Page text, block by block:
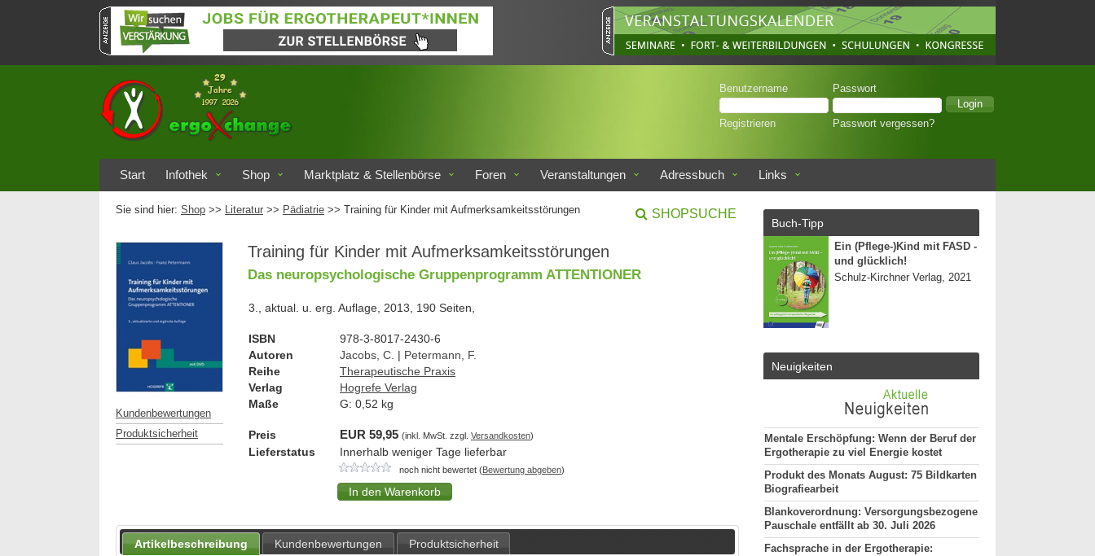
Benutzername Passwort
Registrieren Passwort vergessen?
Start Infothek Shop Marktplatz & Stellenbörse Foren Veranstaltungen Adressbuch Links
Sie sind hier: Shop >> Literatur >> Pädiatrie >> Training für Kinder mit Aufmerksamkeitsstörungen SHOPSUCHE
Kundenbewertungen
Produktsicherheit
Training für Kinder mit Aufmerksamkeitsstörungen
Das neuropsychologische Gruppenprogramm ATTENTIONER
3., aktual. u. erg. Auflage, 2013, 190 Seiten,
ISBN
978-3-8017-2430-6
Autoren
Jacobs, C. | Petermann, F.
Reihe
Therapeutische Praxis
Verlag
Hogrefe Verlag
Maße
G: 0,52 kg
Preis EUR 59,95 (inkl. MwSt. zzgl. Versandkosten)
Lieferstatus Innerhalb weniger Tage lieferbar
noch nicht bewertet (Bewertung abgeben)
Artikelbeschreibung Kundenbewertungen Produktsicherheit
Buch-Tipp
Ein (Pflege-)Kind mit FASD -
und glücklich!
Schulz-Kirchner Verlag, 2021
Neuigkeiten
Mentale Erschöpfung: Wenn der Beruf der
Ergotherapie zu viel Energie kostet
Produkt des Monats August: 75 Bildkarten
Biografiearbeit
Blankoverordnung: Versorgungsbezogene
Pauschale entfällt ab 30. Juli 2026
Fachsprache in der Ergotherapie: